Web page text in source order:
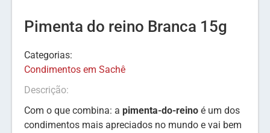
Pimenta do reino Branca 15g
Categorias:
Condimentos em Sachê
Descrição:
Com o que combina: a pimenta-do-reino é um dos
condimentos mais apreciados no mundo e vai bem